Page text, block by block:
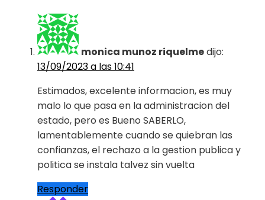
monica munoz riquelmedijo:
13/09/2023 a las 10:41
Estimados, excelente informacion, es muy
malo lo que pasa en la administracion del
estado, pero es Bueno SABERLO,
lamentablemente cuando se quiebran las
confianzas, el rechazo a la gestion publica y
politica se instala talvez sin vuelta
Responder